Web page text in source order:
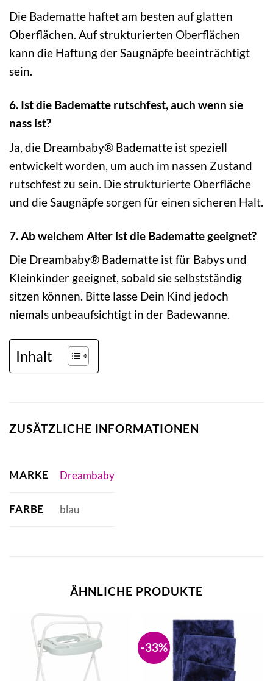
Die Badematte haftet am besten auf glatten
Oberflächen. Auf strukturierten Oberflächen
kann die Haftung der Saugnäpfe beeinträchtigt
sein.
6. Ist die Badematte rutschfest, auch wenn sie
nass ist?
Ja, die Dreambaby® Badematte ist speziell
entwickelt worden, um auch im nassen Zustand
rutschfest zu sein. Die strukturierte Oberfläche
und die Saugnäpfe sorgen für einen sicheren Halt.
7. Ab welchem Alter ist die Badematte geeignet?
Die Dreambaby® Badematte ist für Babys und
Kleinkinder geeignet, sobald sie selbstständig
sitzen können. Bitte lasse Dein Kind jedoch
niemals unbeaufsichtigt in der Badewanne.
Inhalt
ZUSÄTZLICHE INFORMATIONEN
MARKE Dreambaby
FARBE blau
ÄHNLICHE PRODUKTE
-33%